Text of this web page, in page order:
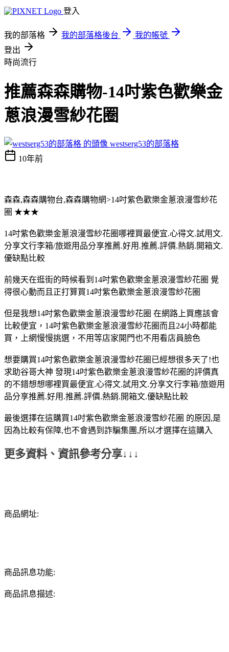
登入
我的部落格 我的部落格後台
我的帳號
登出
時尚流行
推薦森森購物-14吋紫色歡樂金
蔥浪漫雪紗花圈
westserg53的部落格
10年前
森森,森森購物台,森森購物網>14吋紫色歡樂金蔥浪漫雪紗花
圈 ★★★
14吋紫色歡樂金蔥浪漫雪紗花圈哪裡買最便宜.心得文.試用文.
分享文行李箱/旅遊用品分享推薦.好用.推薦.評價.熱銷.開箱文.
優缺點比較
前幾天在逛街的時候看到14吋紫色歡樂金蔥浪漫雪紗花圈 覺
得很心動而且正打算買14吋紫色歡樂金蔥浪漫雪紗花圈
但是我想14吋紫色歡樂金蔥浪漫雪紗花圈 在網路上買應該會
比較便宜，14吋紫色歡樂金蔥浪漫雪紗花圈而且24小時都能
買，上網慢慢挑選，不用等店家開門也不用看店員臉色
想要購買14吋紫色歡樂金蔥浪漫雪紗花圈已經想很多天了!也
求助谷哥大神 發現14吋紫色歡樂金蔥浪漫雪紗花圈的評價真
的不錯想想哪裡買最便宜.心得文.試用文.分享文行李箱/旅遊用
品分享推薦.好用.推薦.評價.熱銷.開箱文.優缺點比較
最後選擇在這購買14吋紫色歡樂金蔥浪漫雪紗花圈 的原因,是
因為比較有保障,也不會遇到詐騙集團,所以才選擇在這購入
更多資料、資訊參考分享↓↓↓
商品網址:
商品訊息功能:
商品訊息描述: